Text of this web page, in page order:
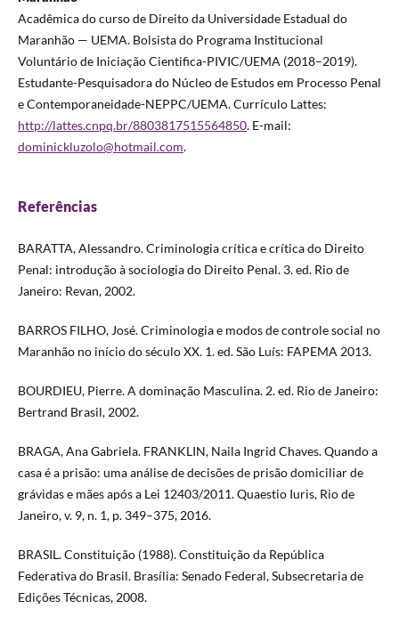
Acadêmica do curso de Direito da Universidade Estadual do
Maranhão — UEMA. Bolsista do Programa Institucional
Voluntário de Iniciação Cientifica-PIVIC/UEMA (2018–2019).
Estudante-Pesquisadora do Núcleo de Estudos em Processo Penal
e Contemporaneidade-NEPPC/UEMA. Currículo Lattes:
http://lattes.cnpq.br/8803817515564850. E-mail:
dominickluzolo@hotmail.com.
Referências
BARATTA, Alessandro. Criminologia crítica e crítica do Direito
Penal: introdução à sociologia do Direito Penal. 3. ed. Rio de
Janeiro: Revan, 2002.
BARROS FILHO, José. Criminologia e modos de controle social no
Maranhão no início do século XX. 1. ed. São Luís: FAPEMA 2013.
BOURDIEU, Pierre. A dominação Masculina. 2. ed. Rio de Janeiro:
Bertrand Brasil, 2002.
BRAGA, Ana Gabriela. FRANKLIN, Naila Ingrid Chaves. Quando a
casa é a prisão: uma análise de decisões de prisão domiciliar de
grávidas e mães após a Lei 12403/2011. Quaestio Iuris, Rio de
Janeiro, v. 9, n. 1, p. 349–375, 2016.
BRASIL. Constituição (1988). Constituição da República
Federativa do Brasil. Brasília: Senado Federal, Subsecretaria de
Edições Técnicas, 2008.